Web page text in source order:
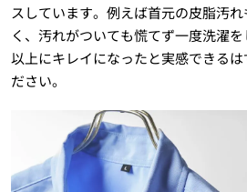
スしています。例えば首元の皮脂汚
く、汚れがついても慌てず一度洗濯
以上にキレイになったと実感できる
ださい。